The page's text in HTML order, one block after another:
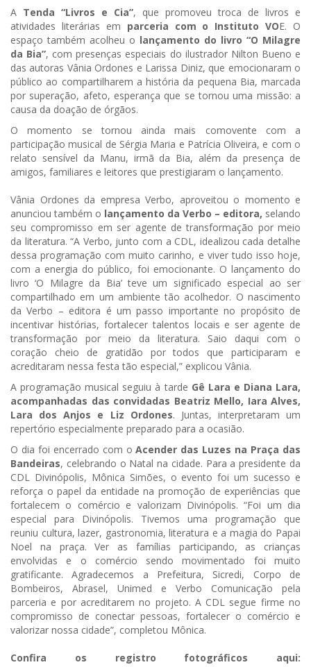
A Tenda “Livros e Cia”, que promoveu troca de livros e
atividades literárias em parceria com o Instituto VOE. O
espaço também acolheu o lançamento do livro “O Milagre
da Bia”, com presenças especiais do ilustrador Nilton Bueno e
das autoras Vânia Ordones e Larissa Diniz, que emocionaram o
público ao compartilharem a história da pequena Bia, marcada
por superação, afeto, esperança que se tornou uma missão: a
causa da doação de órgãos.
O momento se tornou ainda mais comovente com a
participação musical de Sérgia Maria e Patrícia Oliveira, e com o
relato sensível da Manu, irmã da Bia, além da presença de
amigos, familiares e leitores que prestigiaram o lançamento.
Vânia Ordones da empresa Verbo, aproveitou o momento e
anunciou também o lançamento da Verbo – editora, selando
seu compromisso em ser agente de transformação por meio
da literatura. “A Verbo, junto com a CDL, idealizou cada detalhe
dessa programação com muito carinho, e viver tudo isso hoje,
com a energia do público, foi emocionante. O lançamento do
livro ‘O Milagre da Bia’ teve um significado especial ao ser
compartilhado em um ambiente tão acolhedor. O nascimento
da Verbo – editora é um passo importante no propósito de
incentivar histórias, fortalecer talentos locais e ser agente de
transformação por meio da literatura. Saio daqui com o
coração cheio de gratidão por todos que participaram e
acreditaram nessa festa tão especial,” explicou Vânia.
A programação musical seguiu à tarde Gê Lara e Diana Lara,
acompanhadas das convidadas Beatriz Mello, Iara Alves,
Lara dos Anjos e Liz Ordones. Juntas, interpretaram um
repertório especialmente preparado para a ocasião.
O dia foi encerrado com o Acender das Luzes na Praça das
Bandeiras, celebrando o Natal na cidade. Para a presidente da
CDL Divinópolis, Mônica Simões, o evento foi um sucesso e
reforça o papel da entidade na promoção de experiências que
fortalecem o comércio e valorizam Divinópolis. “Foi um dia
especial para Divinópolis. Tivemos uma programação que
reuniu cultura, lazer, gastronomia, literatura e a magia do Papai
Noel na praça. Ver as famílias participando, as crianças
envolvidas e o comércio sendo movimentado foi muito
gratificante. Agradecemos a Prefeitura, Sicredi, Corpo de
Bombeiros, Abrasel, Unimed e Verbo Comunicação pela
parceria e por acreditarem no projeto. A CDL segue firme no
compromisso de conectar pessoas, fortalecer o comércio e
valorizar nossa cidade”, completou Mônica.
Confira os registro fotográficos aqui: